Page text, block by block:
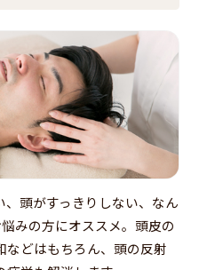
、頭がすっきりしない、なん
みの方にオススメ。頭皮の
などはもちろん、頭の反射